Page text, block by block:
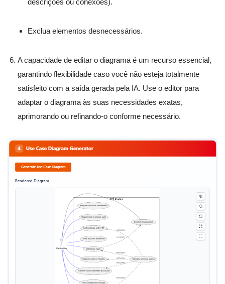
descrições ou conexões).
Exclua elementos desnecessários.
A capacidade de editar o diagrama é um recurso essencial,
garantindo flexibilidade caso você não esteja totalmente
satisfeito com a saída gerada pela IA. Use o editor para
adaptar o diagrama às suas necessidades exatas,
aprimorando ou refinando-o conforme necessário.